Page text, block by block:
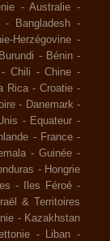
-Australie -
- Bangladesh -
Herzégovine -
Burundi - Bénin -
- Chili -Chine -
Rica -Croatie -
- Danemark -
- Equateur -
- France -
- Guinée -
- Hongrie
- Iles Féroé -
& Territoires
- Kazakhstan
- Liban -